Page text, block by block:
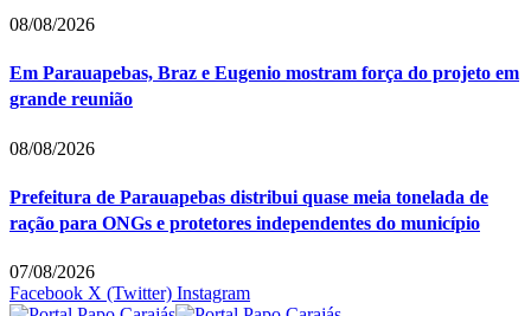
08/08/2026
Em Parauapebas, Braz e Eugenio mostram força do projeto em
grande reunião
08/08/2026
Prefeitura de Parauapebas distribui quase meia tonelada de
ração para ONGs e protetores independentes do município
07/08/2026
Facebook X (Twitter) Instagram